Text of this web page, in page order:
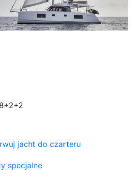
jacht do czarteru
specjalne